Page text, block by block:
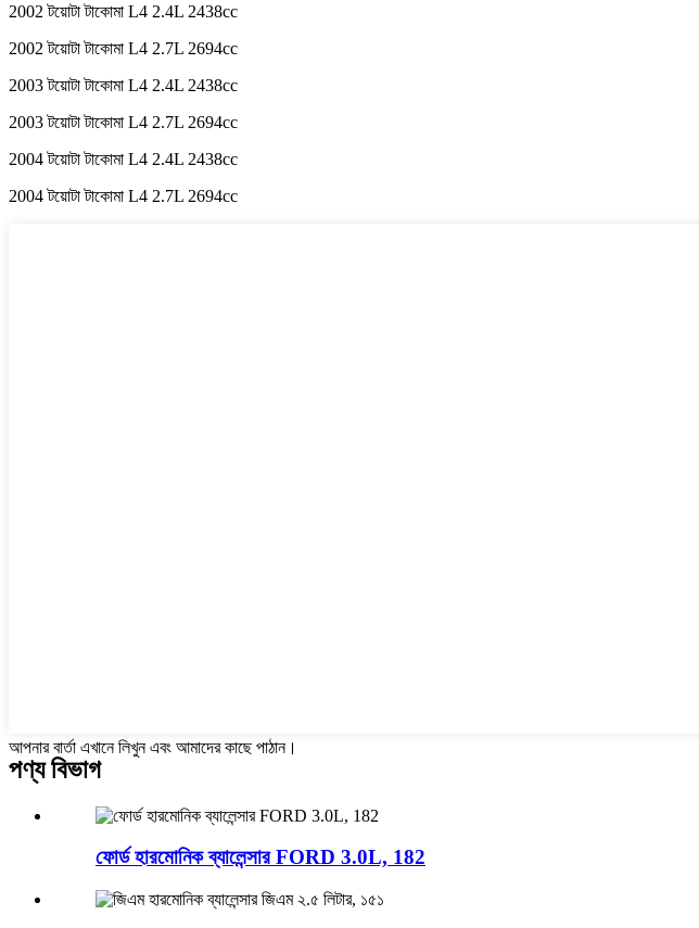
2002 টয়োটা টাকোমা L4 2.4L 2438cc
2002 টয়োটা টাকোমা L4 2.7L 2694cc
2003 টয়োটা টাকোমা L4 2.4L 2438cc
2003 টয়োটা টাকোমা L4 2.7L 2694cc
2004 টয়োটা টাকোমা L4 2.4L 2438cc
2004 টয়োটা টাকোমা L4 2.7L 2694cc
আপনার বার্তা এখানে লিখুন এবং আমাদের কাছে পাঠান।
পণ্য বিভাগ
ফোর্ড হারমোনিক ব্যালেন্সার FORD 3.0L, 182